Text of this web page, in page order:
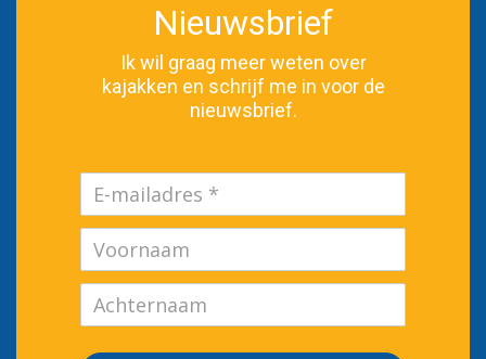
Nieuwsbrief
Ik wil graag meer weten over
kajakken en schrijf me in voor de
nieuwsbrief.